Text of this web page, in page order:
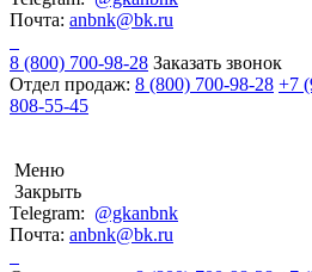
Почта: anbnk@bk.ru
8 (800) 700-98-28 Заказать звонок
Отдел продаж: 8 (800) 700-98-28 +7
808-55-45
Меню
Закрыть
Telegram: @gkanbnk
Почта: anbnk@bk.ru